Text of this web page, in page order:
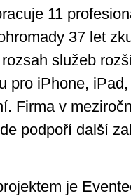
11
37 let
služeb
pro iPhone,
Firma v
podpoří další
je